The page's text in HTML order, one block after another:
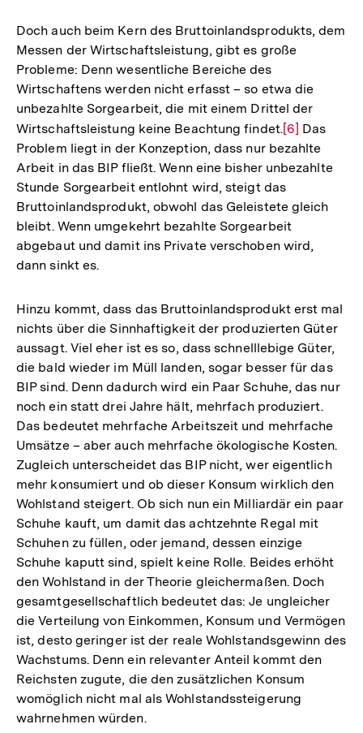
Doch auch beim Kern des Bruttoinlandsprodukts, dem
Messen der Wirtschaftsleistung, gibt es große
Probleme: Denn wesentliche Bereiche des
Wirtschaftens werden nicht erfasst – so etwa die
unbezahlte Sorgearbeit, die mit einem Drittel der
Wirtschaftsleistung keine Beachtung findet.Zur
Auflösung
der
Fußnote
[6] Das
Problem liegt in der Konzeption, dass nur bezahlte
Arbeit in das BIP fließt. Wenn eine bisher unbezahlte
Stunde Sorgearbeit entlohnt wird, steigt das
Bruttoinlandsprodukt, obwohl das Geleistete gleich
bleibt. Wenn umgekehrt bezahlte Sorgearbeit
abgebaut und damit ins Private verschoben wird,
dann sinkt es.
Hinzu kommt, dass das Bruttoinlandsprodukt erst mal
nichts über die Sinnhaftigkeit der produzierten Güter
aussagt. Viel eher ist es so, dass schnelllebige Güter,
die bald wieder im Müll landen, sogar besser für das
BIP sind. Denn dadurch wird ein Paar Schuhe, das nur
noch ein statt drei Jahre hält, mehrfach produziert.
Das bedeutet mehrfache Arbeitszeit und mehrfache
Umsätze – aber auch mehrfache ökologische Kosten.
Zugleich unterscheidet das BIP nicht, wer eigentlich
mehr konsumiert und ob dieser Konsum wirklich den
Wohlstand steigert. Ob sich nun ein Milliardär ein paar
Schuhe kauft, um damit das achtzehnte Regal mit
Schuhen zu füllen, oder jemand, dessen einzige
Schuhe kaputt sind, spielt keine Rolle. Beides erhöht
den Wohlstand in der Theorie gleichermaßen. Doch
gesamtgesellschaftlich bedeutet das: Je ungleicher
die Verteilung von Einkommen, Konsum und Vermögen
ist, desto geringer ist der reale Wohlstandsgewinn des
Wachstums. Denn ein relevanter Anteil kommt den
Reichsten zugute, die den zusätzlichen Konsum
womöglich nicht mal als Wohlstandssteigerung
wahrnehmen würden.